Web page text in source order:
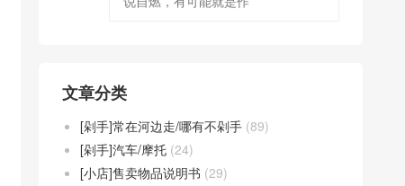
文章分类
[剁手]常在河边走/哪有不剁手 (89)
[剁手]汽车/摩托 (24)
[小店]售卖物品说明书 (29)